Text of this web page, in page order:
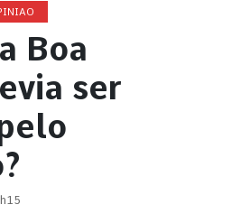
Boa
ser